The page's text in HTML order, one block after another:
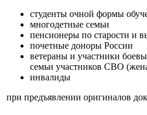
студенты очной формы
многодетные семьи
пенсионеры по старости и
почетные доноры России
ветераны и участники
семьи участников СВО
инвалиды
при предъявлении оригиналов